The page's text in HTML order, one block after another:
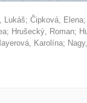
Lukáš; Čipková, Elena
; Hrušecký, Roman;
Karolína;